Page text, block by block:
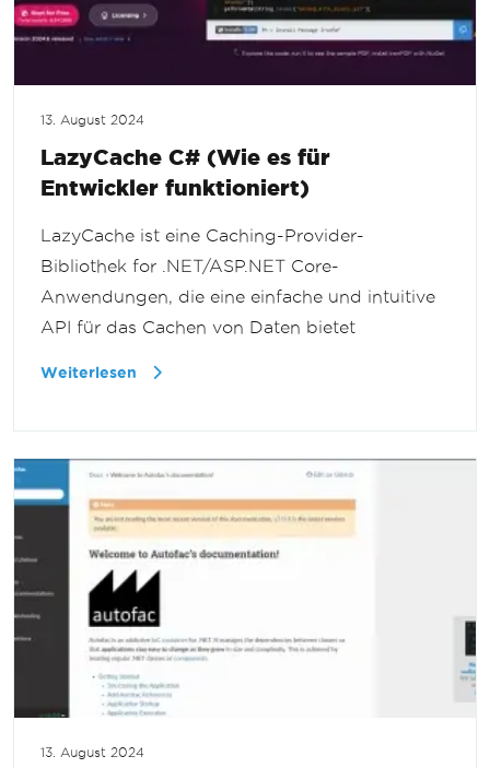
13. August 2024
LazyCache C# (Wie es für
Entwickler funktioniert)
LazyCache ist eine Caching-Provider-
Bibliothek for .NET/ASP.NET Core-
Anwendungen, die eine einfache und intuitive
API für das Cachen von Daten bietet
Weiterlesen
13. August 2024